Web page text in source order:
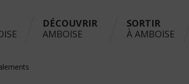
DÉCOUVRIR
AMBOISE
SORTIR
À AMBOISE